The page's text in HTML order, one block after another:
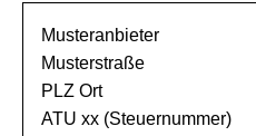
Musteranbieter
Musterstraße
PLZ Ort
ATU xx (Steuernummer)